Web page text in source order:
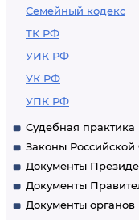
Семейный кодекс
ТК РФ
УИК РФ
УК РФ
УПК РФ
Судебная
Законы
Документы
Документы
Документы органов